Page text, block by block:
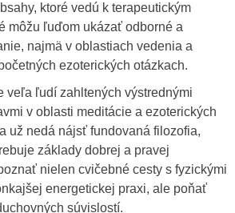
ktoré vedú k terapeutickým
môžu ľuďom ukázať odborné a
najmä v oblastiach vedenia a
ezoterických otázkach.
veľa ľudí zahltených výstrednými
v oblasti meditácie a ezoterických
už nedá nájsť fundovaná filozofia,
základy dobrej a pravej
nielen cvičebné cesty s fyzickými
energetickej praxi, ale poňať
súvislostí.